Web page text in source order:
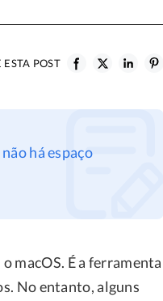
POST
há espaço
macOS. É a ferramenta
No entanto, alguns